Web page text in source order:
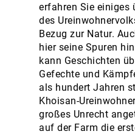
erfahren Sie einiges
des
Bezug zur Natur.
hier seine Spuren
kann Geschichten
Gefechte und
als hundert Jahren
Khoisan-
großes Unrecht
auf der Farm die